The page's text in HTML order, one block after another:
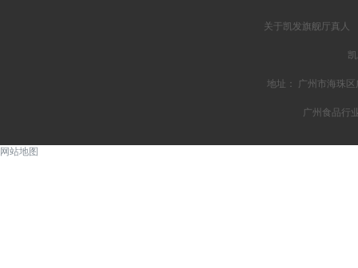
关于凯发旗舰厅真人
地址： 广州市海珠
广州食品行
网站地图